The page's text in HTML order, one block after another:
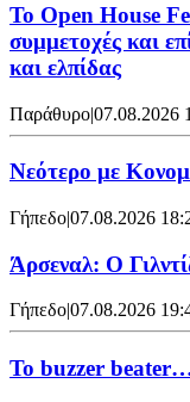
Το Open House
συμμετοχές και
και ελπίδας
Παράθυρο|07.08.2026
Νεότερο με
Γήπεδο|07.08.2026
Άρσεναλ: Ο
Γήπεδο|07.08.2026
Το buzzer beater…